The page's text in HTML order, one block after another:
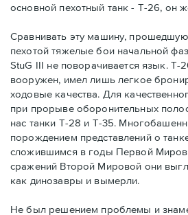
основной пехотный танк - Т-26, он
Сравнивать эту машину,
пехотой тяжелые бои начальной
StuG III не поворачивается язык. Т-
вооружен, имел лишь легкое
ходовые качества. Для
при прорыве оборонительных
нас танки Т-28 и Т-35.
порождением представлений о
сложившимся в годы Первой
сражений Второй Мировой они
как динозавры и вымерли.
Не был решением проблемы и